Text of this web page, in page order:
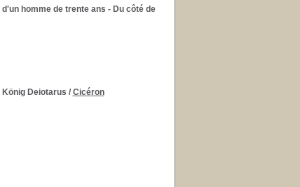
homme de trente ans - Du côté de
König Deiotarus / Cicéron